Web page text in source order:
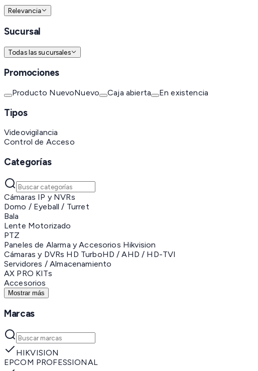
Relevancia
Sucursal
Todas las sucursales
Promociones
Producto NuevoNuevo Caja abierta En existencia
Tipos
Videovigilancia
Control de Acceso
Categorías
Cámaras IP y NVRs
Domo / Eyeball / Turret
Bala
Lente Motorizado
PTZ
Paneles de Alarma y Accesorios Hikvision
Cámaras y DVRs HD TurboHD / AHD / HD-TVI
Servidores / Almacenamiento
AX PRO KITs
Accesorios
Mostrar más
Marcas
HIKVISION
EPCOM PROFESSIONAL